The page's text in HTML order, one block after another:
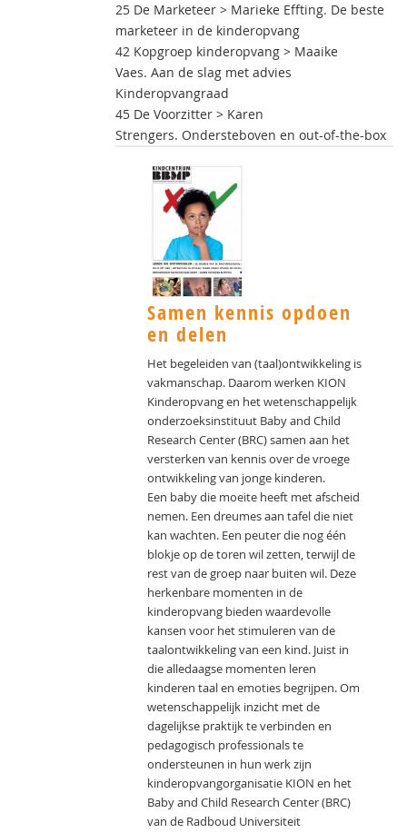
25 De Marketeer > Marieke Effting. De beste
marketeer in de kinderopvang
42 Kopgroep kinderopvang > Maaike
Vaes. Aan de slag met advies
Kinderopvangraad
45 De Voorzitter > Karen
Strengers. Ondersteboven en out-of-the-box
Samen kennis opdoen
en delen
Het begeleiden van (taal)ontwikkeling is
vakmanschap. Daarom werken KION
Kinderopvang en het wetenschappelijk
onderzoeksinstituut Baby and Child
Research Center (BRC) samen aan het
versterken van kennis over de vroege
ontwikkeling van jonge kinderen.
Een baby die moeite heeft met afscheid
nemen. Een dreumes aan tafel die niet
kan wachten. Een peuter die nog één
blokje op de toren wil zetten, terwijl de
rest van de groep naar buiten wil. Deze
herkenbare momenten in de
kinderopvang bieden waardevolle
kansen voor het stimuleren van de
taalontwikkeling van een kind. Juist in
die alledaagse momenten leren
kinderen taal en emoties begrijpen. Om
wetenschappelijk inzicht met de
dagelijkse praktijk te verbinden en
pedagogisch professionals te
ondersteunen in hun werk zijn
kinderopvangorganisatie KION en het
Baby and Child Research Center (BRC)
van de Radboud Universiteit